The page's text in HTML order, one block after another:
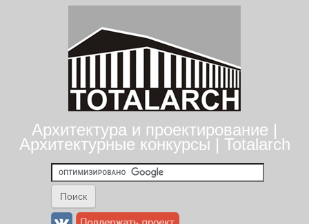
Архитектура и проектирование |
Архитектурные конкурсы | Totalarch